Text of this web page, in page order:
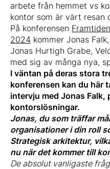
arbete från hemmet vs
kontor som är värt resan
På konferensen
2024 kommer Jonas
Jonas Hurtigh Grabe,
med sig av många nya,
I väntan på deras stora
konferensen kan du här
intervju med Jonas
kontorslösningar.
Jonas, du som träffar
organisationer i din roll
Strategisk arkitektur,
nu när det kommer till
De absolut vanligaste